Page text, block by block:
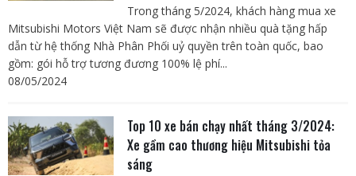
Trong tháng 5/2024, khách hàng mua xe
Mitsubishi Motors Việt Nam sẽ được nhận nhiều quà tặng hấp
dẫn từ hệ thống Nhà Phân Phối uỷ quyền trên toàn quốc, bao
gồm: gói hỗ trợ tương đương 100% lệ phí...
08/05/2024
Top 10 xe bán chạy nhất tháng 3/2024:
Xe gầm cao thương hiệu Mitsubishi tỏa
sáng